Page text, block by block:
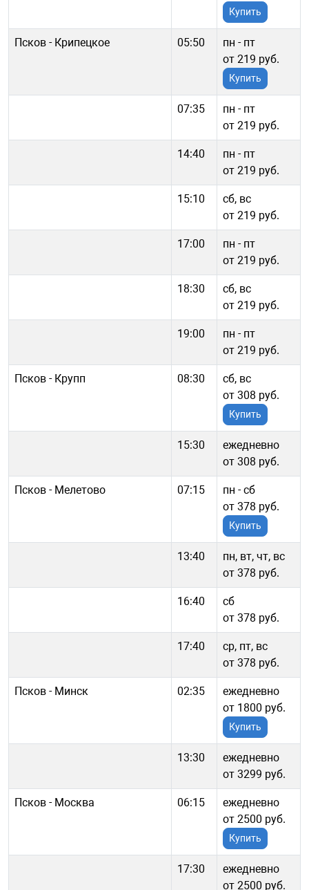
Купить
Псков - Крипецкое 05:50
пн - пт
от 219 руб.
Купить
07:35
пн - пт
от 219 руб.
14:40
пн - пт
от 219 руб.
15:10
сб, вс
от 219 руб.
17:00
пн - пт
от 219 руб.
18:30
сб, вс
от 219 руб.
19:00
пн - пт
от 219 руб.
Псков - Крупп 08:30
сб, вс
от 308 руб.
Купить
15:30
ежедневно
от 308 руб.
Псков - Мелетово 07:15
пн - cб
от 378 руб.
Купить
13:40
пн, вт, чт, вс
от 378 руб.
16:40
сб
от 378 руб.
17:40
ср, пт, вс
от 378 руб.
Псков - Минск 02:35
ежедневно
от 1800 руб.
Купить
13:30
ежедневно
от 3299 руб.
Псков - Москва 06:15
ежедневно
от 2500 руб.
Купить
17:30
ежедневно
от 2500 руб.